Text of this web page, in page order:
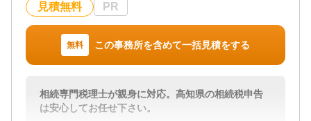
見積無料 PR
無料 この事務所を含めて一括見積をする
相続専門税理士が親身に対応。高知県の相続税申告
は安心してお任せ下さい。